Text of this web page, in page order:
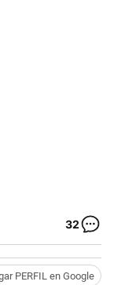
32
PERFIL en Google